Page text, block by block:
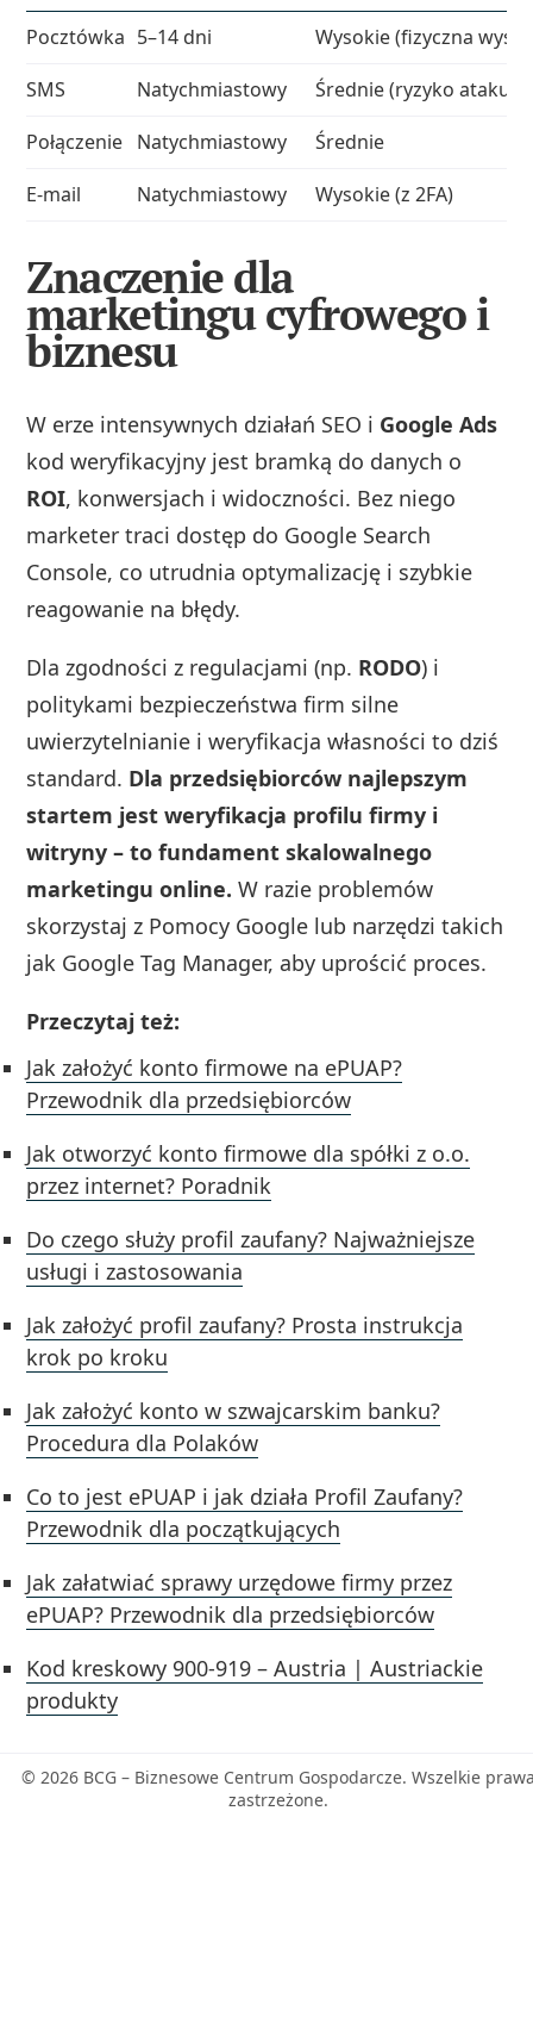
Pocztówka 5–14 dni
Wysokie (fizyczna
SMS
Natychmiastowy
Średnie (ryzyko ataku
Połączenie Natychmiastowy
Średnie
E‑mail
Natychmiastowy Wysokie (z 2FA)
Znaczenie dla
marketingu cyfrowego i
biznesu
W erze intensywnych działań SEO i Google Ads
kod weryfikacyjny jest bramką do danych o
ROI, konwersjach i widoczności. Bez niego
marketer traci dostęp do Google Search
Console, co utrudnia optymalizację i szybkie
reagowanie na błędy.
Dla zgodności z regulacjami (np. RODO) i
politykami bezpieczeństwa firm silne
uwierzytelnianie i weryfikacja własności to dziś
standard. Dla przedsiębiorców najlepszym
startem jest weryfikacja profilu firmy i
witryny – to fundament skalowalnego
marketingu online. W razie problemów
skorzystaj z Pomocy Google lub narzędzi takich
jak Google Tag Manager, aby uprościć proces.
Przeczytaj też:
Jak założyć konto firmowe na ePUAP?
Przewodnik dla przedsiębiorców
Jak otworzyć konto firmowe dla spółki z o.o.
przez internet? Poradnik
Do czego służy profil zaufany? Najważniejsze
usługi i zastosowania
Jak założyć profil zaufany? Prosta instrukcja
krok po kroku
Jak założyć konto w szwajcarskim banku?
Procedura dla Polaków
Co to jest ePUAP i jak działa Profil Zaufany?
Przewodnik dla początkujących
Jak załatwiać sprawy urzędowe firmy przez
ePUAP? Przewodnik dla przedsiębiorców
Kod kreskowy 900-919 – Austria | Austriackie
produkty
© 2026 BCG – Biznesowe Centrum Gospodarcze. Wszelkie
zastrzeżone.